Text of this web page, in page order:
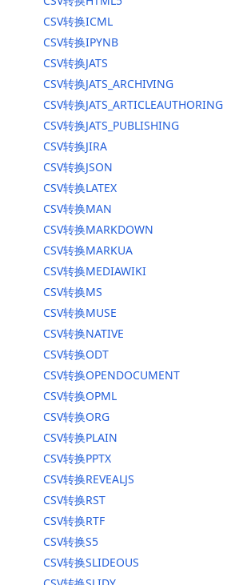
CSV转换ICML
CSV转换IPYNB
CSV转换JATS
CSV转换JATS_ARCHIVING
CSV转换JATS_ARTICLEAUTHORING
CSV转换JATS_PUBLISHING
CSV转换JIRA
CSV转换JSON
CSV转换LATEX
CSV转换MAN
CSV转换MARKDOWN
CSV转换MARKUA
CSV转换MEDIAWIKI
CSV转换MS
CSV转换MUSE
CSV转换NATIVE
CSV转换ODT
CSV转换OPENDOCUMENT
CSV转换OPML
CSV转换ORG
CSV转换PLAIN
CSV转换PPTX
CSV转换REVEALJS
CSV转换RST
CSV转换RTF
CSV转换S5
CSV转换SLIDEOUS